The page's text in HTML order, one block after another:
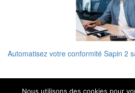
Automatisez votre conformité Sapin 2
Nous utilisons des cookies pour